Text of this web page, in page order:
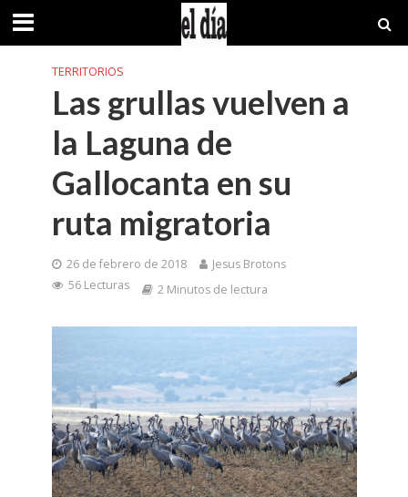
TERRITORIOS
Las grullas vuelven a
la Laguna de
Gallocanta en su
ruta migratoria
26 de febrero de 2018
Jesus Brotons
56 Lecturas
2 Minutos de lectura